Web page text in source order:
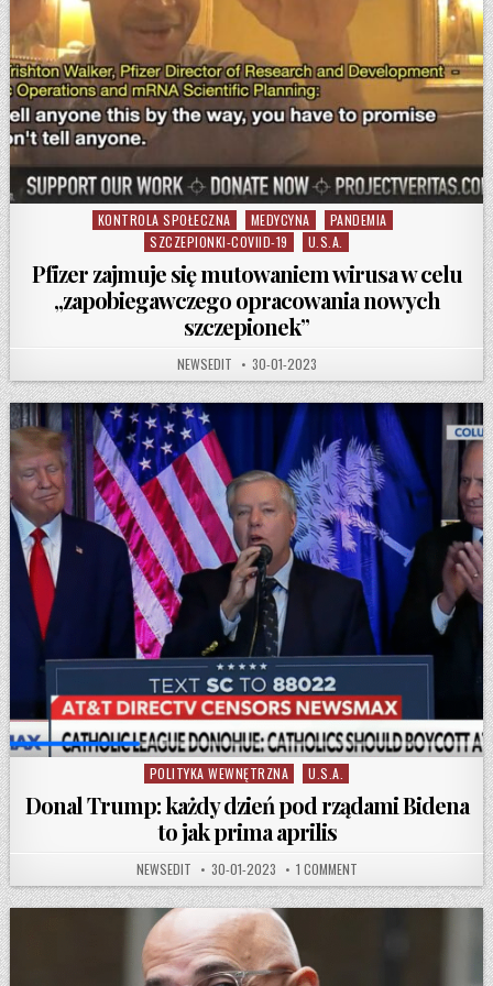
Posted in
KONTROLA SPOŁECZNA MEDYCYNA
PANDEMIA
SZCZEPIONKI-COVIID-19
U.S.A.
Pfizer zajmuje się mutowaniem wirusa w celu
„zapobiegawczego opracowania nowych
szczepionek”
AUTHOR:
NEWSEDIT PUBLISHED DATE:
30-01-2023
Posted in
POLITYKA WEWNĘTRZNA U.S.A.
Donal Trump: każdy dzień pod rządami Bidena
to jak prima aprilis
AUTHOR:
NEWSEDIT PUBLISHED DATE:
30-01-2023 1 COMMENTON DONAL TRUMP: